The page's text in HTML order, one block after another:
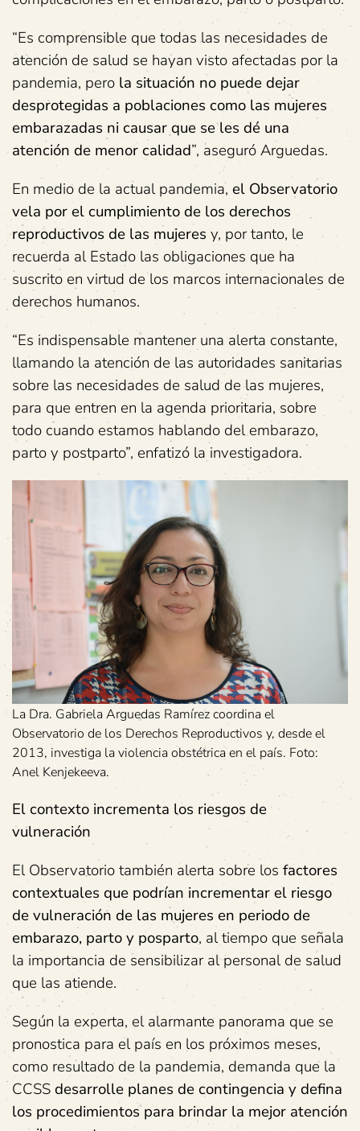
“Es comprensible que todas las necesidades de
atención de salud se hayan visto afectadas por la
pandemia, pero la situación no puede dejar
desprotegidas a poblaciones como las mujeres
embarazadas ni causar que se les dé una
atención de menor calidad”, aseguró Arguedas.
En medio de la actual pandemia, el Observatorio
vela por el cumplimiento de los derechos
reproductivos de las mujeres y, por tanto, le
recuerda al Estado las obligaciones que ha
suscrito en virtud de los marcos internacionales de
derechos humanos.
“Es indispensable mantener una alerta constante,
llamando la atención de las autoridades sanitarias
sobre las necesidades de salud de las mujeres,
para que entren en la agenda prioritaria, sobre
todo cuando estamos hablando del embarazo,
parto y postparto”, enfatizó la investigadora.
La Dra. Gabriela Arguedas Ramírez coordina el
Observatorio de los Derechos Reproductivos y, desde el
2013, investiga la violencia obstétrica en el país. Foto:
Anel Kenjekeeva.
El contexto incrementa los riesgos de
vulneración
El Observatorio también alerta sobre los factores
contextuales que podrían incrementar el riesgo
de vulneración de las mujeres en periodo de
embarazo, parto y posparto, al tiempo que señala
la importancia de sensibilizar al personal de salud
que las atiende.
Según la experta, el alarmante panorama que se
pronostica para el país en los próximos meses,
como resultado de la pandemia, demanda que la
CCSSdesarrolle planes de contingencia y defina
los procedimientos para brindar la mejor atención